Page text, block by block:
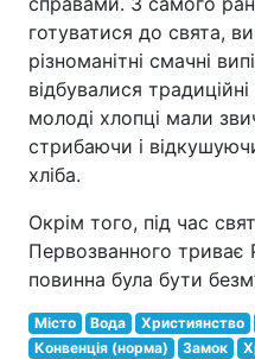
готуватися до свята,
різноманітні смачні
відбувалися
молоді хлопці мали
стрибаючи і
хліба.
Окрім того, під час
Первозванного триває
повинна була бути
Місто Вода Християнство
Конвенція (норма)
Замок